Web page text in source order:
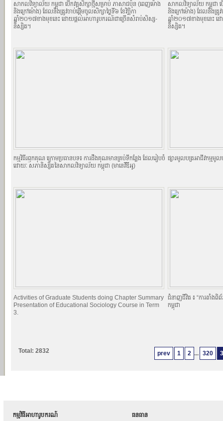
សាកលវិទ្យាល័យ កម្ពុជា បើកវគ្គសិក្សាថ្មីសម្រាប់ ភាសាជប៉ុន (ពេញម៉ោង
និងក្រៅម៉ោង) ដែលនឹងត្រូវចាប់ផ្តើមចូលសិក្សាថ្ងៃទី៦ ខែវិច្ឆិកា
ឆ្នាំ២០១៧ខាងមុខនេះ ដោយផ្តល់អាហារូបករណ៍ជាច្រើនសំរាប់សិស្ស-
និស្សិត។
សាកលវិទ្យាល័យ កម្ពុជា ប
និងក្រៅម៉ោង) ដែលនឹងត្រូវច
ឆ្នាំ២០១៧ខាងមុខនេះ
និស្សិត។
កម្មវិធីរឭកគុណ ក្រោមប្រធានបទ៖ ការដឹងគុណមានគ្រប់ទីកន្លែង ដែលរៀបចំ
ដោយៈ សភានិស្សិតនៃសាកលវិទ្យាល័យ កម្ពុជា (មានេវីឌីអូ)
ផ្សារមូលបត្រ​​​​​​​​​​អាជីវកម្មមូល
Activities of Graduate Students doing Chapter Summary
Presentation of Educational Sociology Course in Term
3.
ជំនាញជីវិត ៖ “ការតាំង
កម្ពុជា
prev 1 2 ... 320
Total: 2832
កម្មវិធីអាហារូបករណ៍ ធនធាន